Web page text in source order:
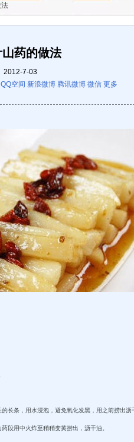
药的做法
2012-7-03
QQ空间 新浪微博 腾讯微博 微信 更多
长条，用水浸泡，避免氧化发黑，用之前捞出沥
段用中火炸至稍稍变黄捞出，沥干油。